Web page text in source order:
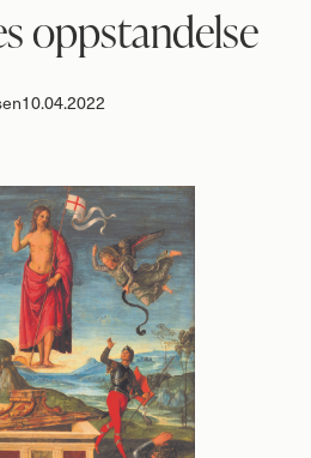
oppstandelse
10.04.2022